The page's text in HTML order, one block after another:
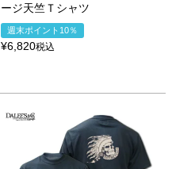
ージ天竺Ｔシャツ
週末ポイント10％
¥6,820税込